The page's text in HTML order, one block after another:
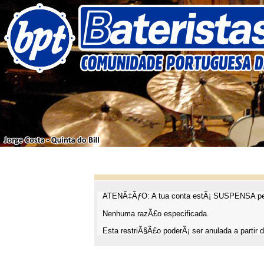
ATENÃ‡ÃƒO: A tua conta estÃ¡ SUSPENSA
Nenhuma razÃ£o especificada.
Esta restriÃ§Ã£o poderÃ¡ ser anulada a partir